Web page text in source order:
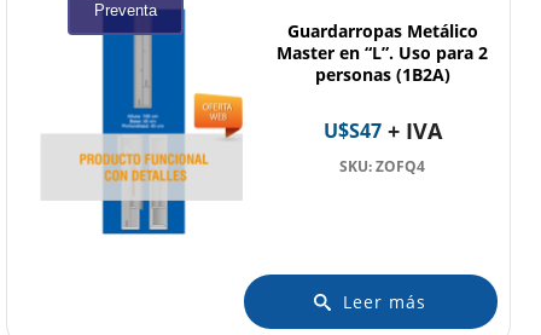
Guardarropas Metálico
Master en “L”. Uso para 2
personas (1B2A)
Preventa
U$S47+ IVA
SKU: ZOFQ4
Leer más